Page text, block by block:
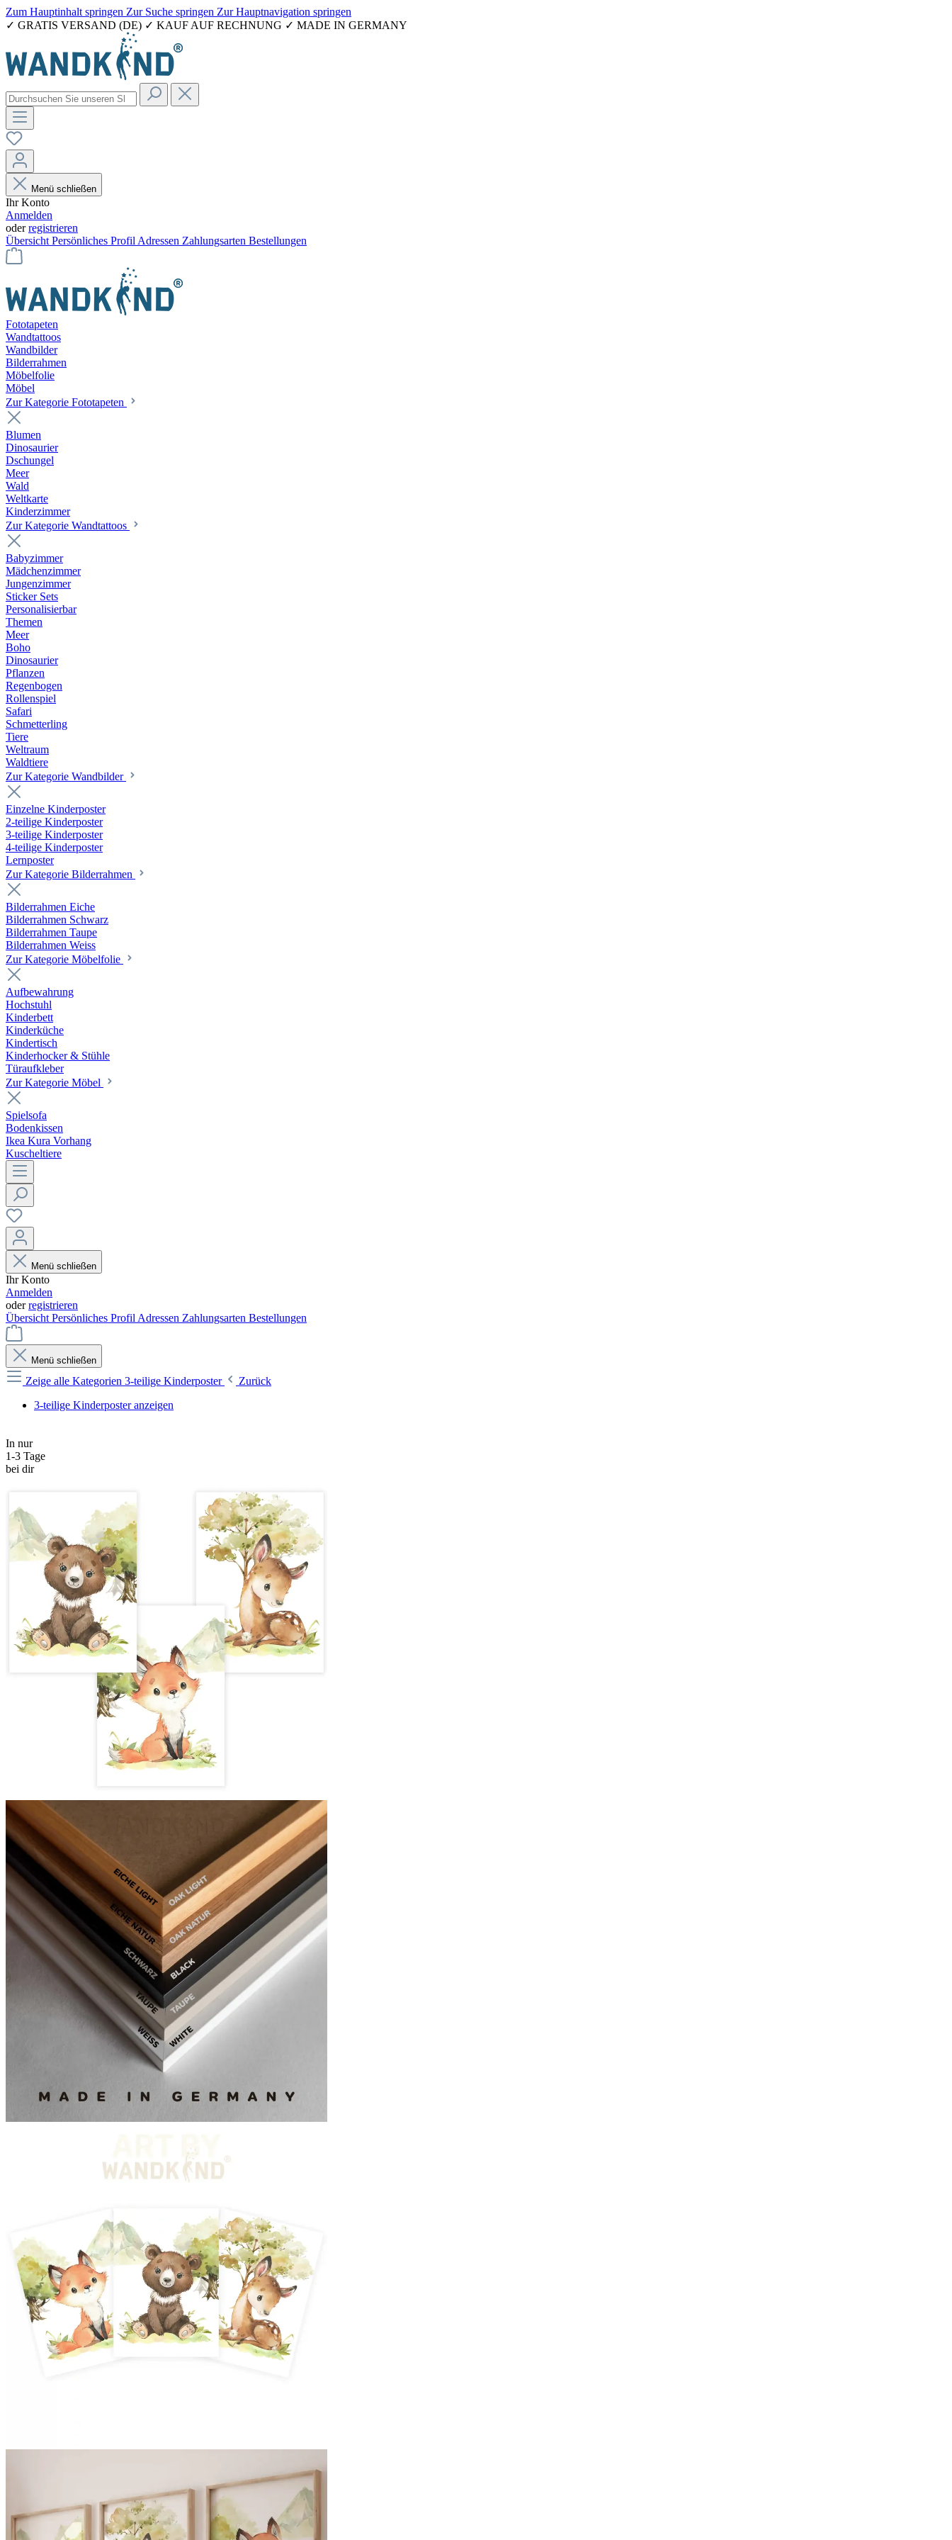
Zum Hauptinhalt springen Zur Suche springen Zur Hauptnavigation springen
✓ GRATIS VERSAND (DE) ✓ KAUF AUF RECHNUNG ✓ MADE IN GERMANY
Menü schließen
Ihr Konto
Anmelden
oderregistrieren
Übersicht Persönliches Profil Adressen Zahlungsarten Bestellungen
Fototapeten
Wandtattoos
Wandbilder
Bilderrahmen
Möbelfolie
Möbel
Zur Kategorie Fototapeten
Blumen
Dinosaurier
Dschungel
Meer
Wald
Weltkarte
Kinderzimmer
Zur Kategorie Wandtattoos
Babyzimmer
Mädchenzimmer
Jungenzimmer
Sticker Sets
Personalisierbar
Themen
Meer
Boho
Dinosaurier
Pflanzen
Regenbogen
Rollenspiel
Safari
Schmetterling
Tiere
Weltraum
Waldtiere
Zur Kategorie Wandbilder
Einzelne Kinderposter
2-teilige Kinderposter
3-teilige Kinderposter
4-teilige Kinderposter
Lernposter
Zur Kategorie Bilderrahmen
Bilderrahmen Eiche
Bilderrahmen Schwarz
Bilderrahmen Taupe
Bilderrahmen Weiss
Zur Kategorie Möbelfolie
Aufbewahrung
Hochstuhl
Kinderbett
Kinderküche
Kindertisch
Kinderhocker & Stühle
Türaufkleber
Zur Kategorie Möbel
Spielsofa
Bodenkissen
Ikea Kura Vorhang
Kuscheltiere
Menü schließen
Ihr Konto
Anmelden
oderregistrieren
Übersicht Persönliches Profil Adressen Zahlungsarten Bestellungen
Menü schließen
Zeige alle Kategorien 3-teilige Kinderposter
Zurück
3-teilige Kinderposter anzeigen
In nur
1-3 Tage
bei dir